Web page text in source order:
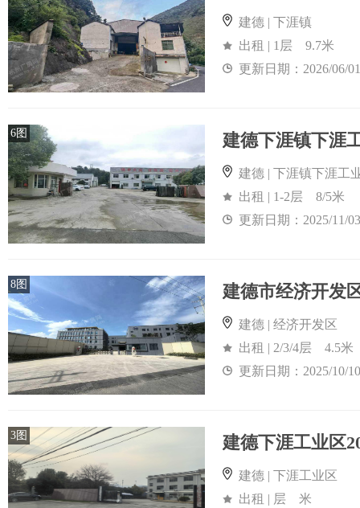
建德 | 下涯镇
出租 | 1层 9.7米
更新日期：2026/06/01
6图
建德 | 下涯镇下涯工
出租 | 1-2层 8/5米
更新日期：2025/11/03
8图 建德市经济开发
建德 | 经济开发区
出租 | 2/3/4层 4.5米
更新日期：2025/10/10
3图 建德下涯工业区
建德 | 下涯工业区
出租 | 层 米